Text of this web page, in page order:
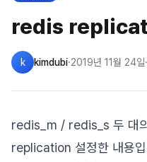
redis
k kimdubi·2019년 11월 24일·
redis_m / redis_s 두 대
replication 설정한 내용입